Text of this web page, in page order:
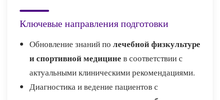
Ключевые направления подготовки
Обновление знаний по лечебной физкультуре
и спортивной медицине в соответствии с
актуальными клиническими рекомендациями.
Диагностика и ведение пациентов с